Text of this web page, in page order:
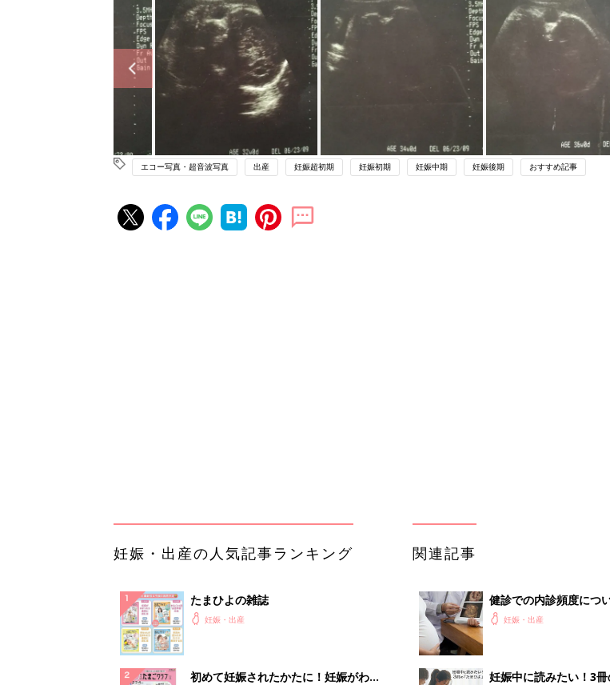
エコー写真・超音波写真 出産 妊娠超初期 妊娠初期 妊娠中期 妊娠後期 おすすめ記事
夫婦で予習する 出産の教科書
妊娠中に読みたい！3冊の「たまひ
まひよ"に寄せられた投